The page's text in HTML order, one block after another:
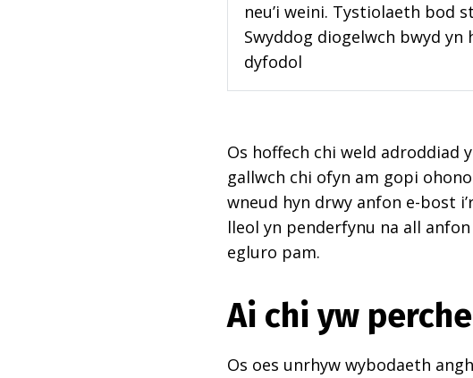
neu’i weini. Tystiolaeth bod
Swyddog diogelwch bwyd yn
dyfodol
Os hoffech chi weld adroddiad
gallwch chi ofyn am gopi
wneud hyn drwy anfon e-bost
lleol yn penderfynu na all
egluro pam.
Ai chi yw
Os oes unrhyw wybodaeth